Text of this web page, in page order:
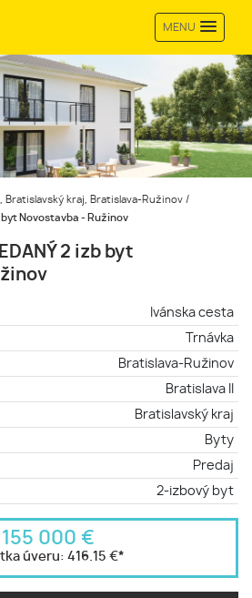
MENU
Bratislavský kraj, Bratislava-Ružinov /
byt Novostavba - Ružinov
2 izb byt
Ivánska cesta
Trnávka
Bratislava-Ružinov
Bratislava II
Bratislavský kraj
Byty
Predaj
2-izbový byt
155 000 €
úveru: 416.15 €*